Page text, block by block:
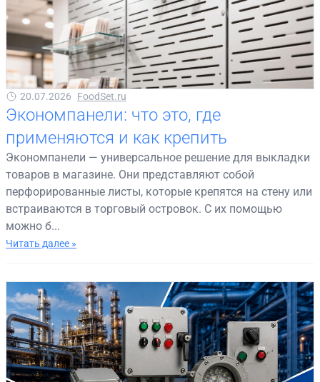
20.07.2026 FoodSet.ru
Экономпанели: что это, где
применяются и как крепить
Экономпанели — универсальное решение для выкладки
товаров в магазине. Они представляют собой
перфорированные листы, которые крепятся на стену или
встраиваются в торговый островок. С их помощью
можно б...
Читать далее »